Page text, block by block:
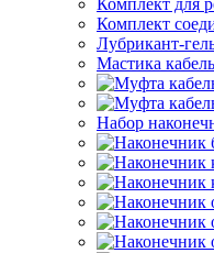
Комплект для
Комплект
Лубрикант-
Мастика
Набор